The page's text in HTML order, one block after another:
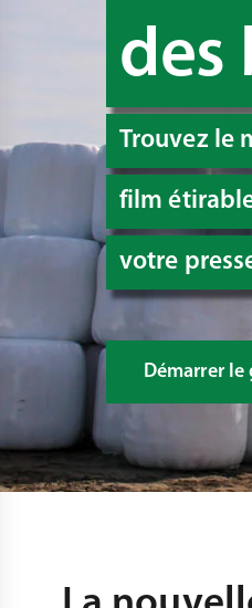
des
Trouvez le
film
votre
Démarrer